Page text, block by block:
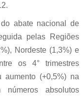
abate nacional de
pelas Regiões
Nordeste (1,3%) e
os 4° trimestres
aumento (+0,5%) na
absolutos